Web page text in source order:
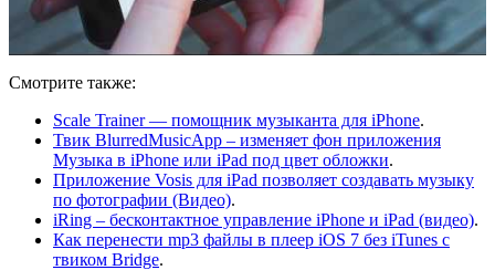
Смотрите также:
Scale Trainer — помощник музыканта для iPhone.
Твик BlurredMusicApp – изменяет фон приложения
Музыка в iPhone или iPad под цвет обложки.
Приложение Vosis для iPad позволяет создавать музыку
по фотографии (Видео).
iRing – бесконтактное управление iPhone и iPad (видео).
Как перенести mp3 файлы в плеер iOS 7 без iTunes с
твиком Bridge.